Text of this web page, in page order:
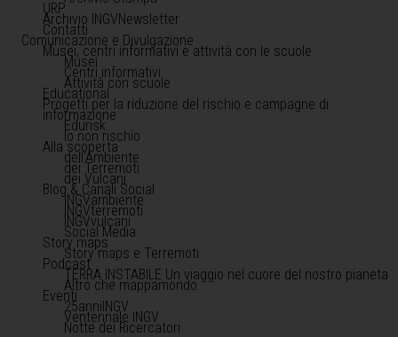
URP
Archivio INGVNewsletter
Contatti
Comunicazione e Divulgazione
Musei, centri informativi e attività con le scuole
Musei
Centri informativi
Attività con scuole
Educational
Progetti per la riduzione del rischio e campagne di
informazione
Edurisk
Io non rischio
Alla scoperta
dell'Ambiente
dei Terremoti
dei Vulcani
Blog & Canali Social
INGVambiente
INGVterremoti
INGVvulcani
Social Media
Story maps
Story maps e Terremoti
Podcast
TERRA INSTABILE Un viaggio nel cuore del nostro pianeta
Altro che mappamondo
Eventi
25anniINGV
Ventennale INGV
Notte dei Ricercatori